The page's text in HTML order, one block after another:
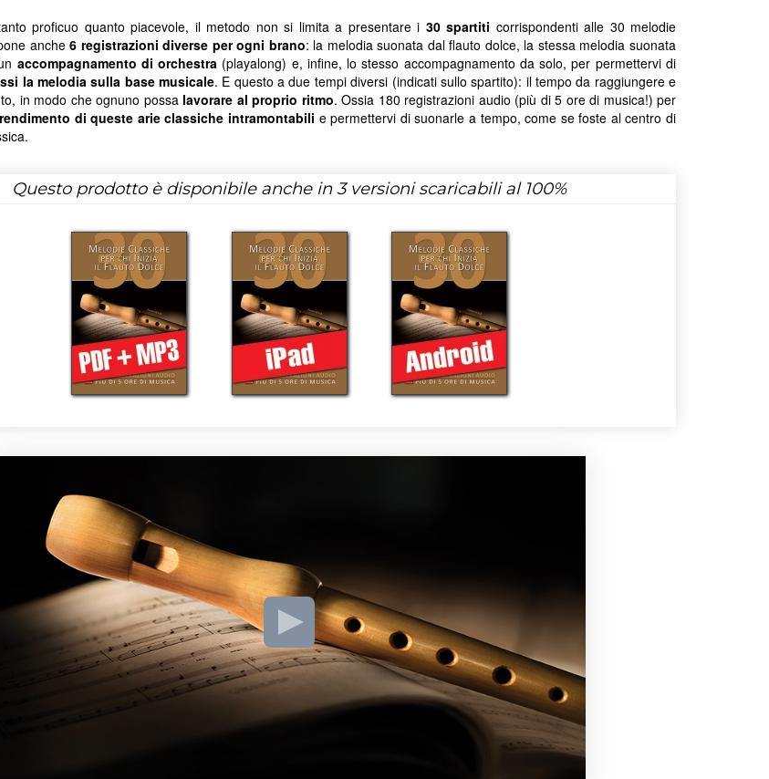
proficuo quanto piacevole, il metodo non si limita a presentare i 30 spartiti corrispondenti alle 30 melodie
anche6 registrazioni diverse per ogni brano: la melodia suonata dal flauto dolce, la stessa melodia suonata
accompagnamento di orchestra (playalong) e, infine, lo stesso accompagnamento da solo, per permettervi di
la melodia sulla base musicale. E questo a due tempi diversi (indicati sullo spartito): il tempo da raggiungere e
in modo che ognuno possa lavorare al proprio ritmo. Ossia 180 registrazioni audio (più di 5 ore di musica!) per
di queste arie classiche intramontabili e permettervi di suonarle a tempo, come se foste al centro di
Questo prodotto è disponibile anche in 3 versioni scaricabili al 100%